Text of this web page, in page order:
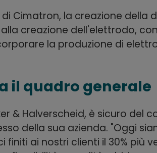
Cimatron, la creazione della
creazione dell'elettrodo,
la produzione di
il quadro generale
& Halverscheid, è sicuro del
della sua azienda. "Oggi
ai nostri clienti il 30% più